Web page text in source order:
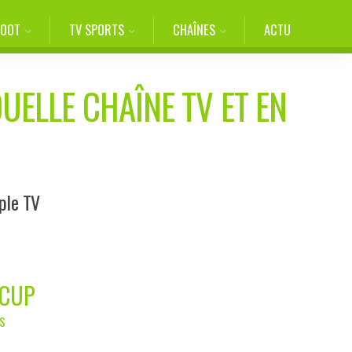
TV SPORTS CHAÎNES ACTU
CHAÎNE TV ET EN
TV